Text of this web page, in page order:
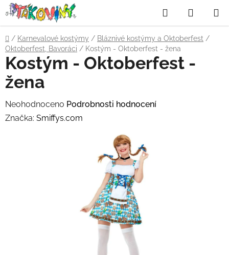
Přejít
na
obsah
Hledat
KOŠÍK
Domů
/ Karnevalové kostýmy / Bláznivé kostýmy a Oktoberfest /
Oktoberfest, Bavoráci / Kostým - Oktoberfest - žena
Kostým - Oktoberfest -
žena
Průměrné
hodnocení
Neohodnoceno Podrobnosti hodnocení
Značka: Smiffys.com